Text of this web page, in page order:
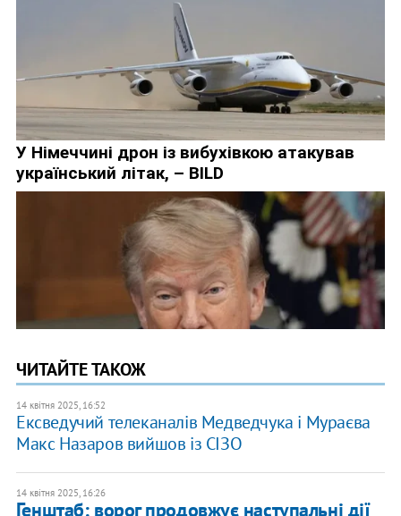
ЧИТАЙТЕ ТАКОЖ
14 квітня 2025, 16:52
Ексведучий телеканалів Медведчука і Мураєва
Макс Назаров вийшов із СІЗО
14 квітня 2025, 16:26
Генштаб: ворог продовжує наступальні дії